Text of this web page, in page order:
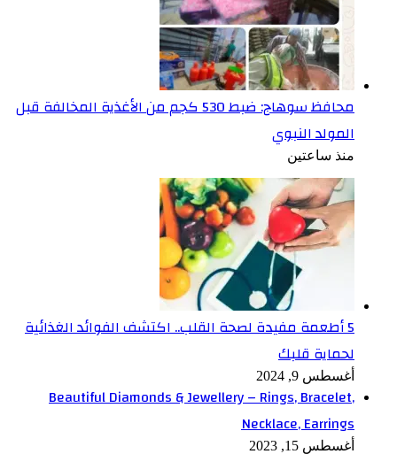
محافظ سوهاج: ضبط 530 كجم من الأغذية المخالفة قبل
المولد النبوي
منذ ساعتين
5 أطعمة مفيدة لصحة القلب.. اكتشف الفوائد الغذائية
لحماية قلبك
أغسطس 9, 2024
Beautiful Diamonds & Jewellery – Rings, Bracelet,
Necklace, Earrings
أغسطس 15, 2023